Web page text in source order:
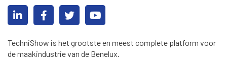
TechniShow is het grootste en meest complete platform voor
de maakindustrie van de Benelux.